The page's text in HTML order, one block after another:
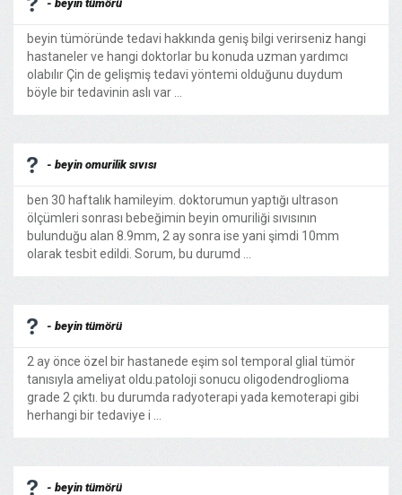
- beyin tümörü
beyin tümöründe tedavi hakkında geniş bilgi verirseniz hangi
hastaneler ve hangi doktorlar bu konuda uzman yardımcı
olabılır Çin de gelişmiş tedavi yöntemi olduğunu duydum
böyle bir tedavinin aslı var ...
- beyin omurilik sıvısı
ben 30 haftalık hamileyim. doktorumun yaptığı ultrason
ölçümleri sonrası bebeğimin beyin omuriliği sıvısının
bulunduğu alan 8.9mm, 2 ay sonra ise yani şimdi 10mm
olarak tesbit edildi. Sorum, bu durumd ...
- beyin tümörü
2 ay önce özel bir hastanede eşim sol temporal glial tümör
tanısıyla ameliyat oldu.patoloji sonucu oligodendroglioma
grade 2 çıktı. bu durumda radyoterapi yada kemoterapi gibi
herhangi bir tedaviye i ...
- beyin tümörü